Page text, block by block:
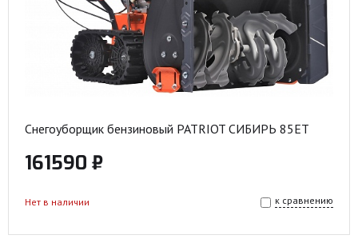
Снегоуборщик бензиновый PATRIOT СИБИРЬ 85ET
161590 ₽
к сравнению
Нет в наличии